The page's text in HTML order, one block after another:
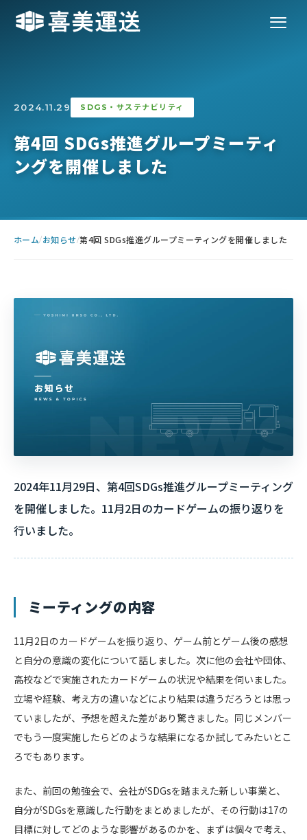
2024.11.29 SDGS・サステナビリティ
第4回 SDGs推進グループミーティ
ングを開催しました
ホーム お知らせ 第4回 SDGs推進グループミーティングを開催しました
2024年11月29日、第4回SDGs推進グループミーティング
を開催しました。11月2日のカードゲームの振り返りを
行いました。
ミーティングの内容
11月2日のカードゲームを振り返り、ゲーム前とゲーム後の感想
と自分の意識の変化について話しました。次に他の会社や団体、
高校などで実施されたカードゲームの状況や結果を伺いました。
立場や経験、考え方の違いなどにより結果は違うだろうとは思っ
ていましたが、予想を超えた差があり驚きました。同じメンバー
でもう一度実施したらどのような結果になるか試してみたいとこ
ろでもあります。
また、前回の勉強会で、会社がSDGsを踏まえた新しい事業と、
自分がSDGsを意識した行動をまとめましたが、その行動は17の
目標に対してどのような影響があるのかを、まずは個々で考え、